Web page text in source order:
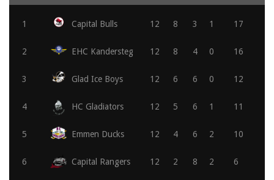
1 Capital Bulls 12 8 3 1 17
2 EHC Kandersteg 12 8 4 0 16
3 Glad Ice Boys 12 6 6 0 12
4 HC Gladiators 12 5 6 1 11
5 Emmen Ducks 12 4 6 2 10
6 Capital Rangers 12 2 8 2 6